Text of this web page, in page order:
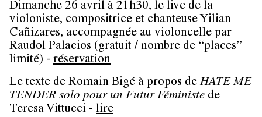
Dimanche 26 avril à 21h30, le live de la
violoniste, compositrice et chanteuse Yilian
Cañizares, accompagnée au violoncelle par
Raudol Palacios (gratuit / nombre de “places”
limité) - réservation
Le texte de Romain Bigé à propos de HATE ME
TENDER solo pour un Futur Féministe de
Teresa Vittucci - lire